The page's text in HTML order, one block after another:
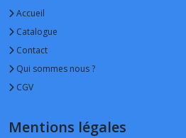
Accueil
Catalogue
Contact
Qui sommes nous ?
CGV
Mentions légales